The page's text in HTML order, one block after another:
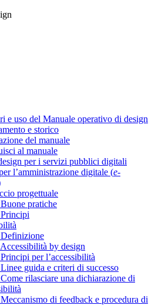
e uso del Manuale operativo di design
e storico
del manuale
al manuale
per i servizi pubblici digitali
l’amministrazione digitale (e-
progettuale
pratiche
by design
per l’accessibilità
guida e criteri di successo
rilasciare una dichiarazione di
di feedback e procedura di